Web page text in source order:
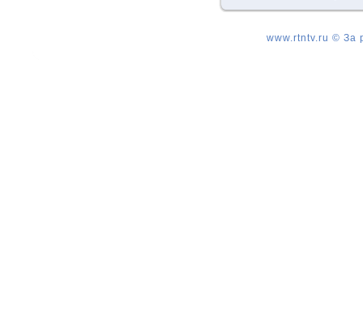
www.rtntv.ru © За